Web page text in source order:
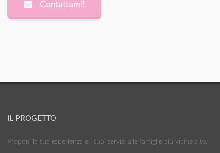
Contattami!
IL PROGETTO
Proponi la tua esperienza e i tuoi servizi alle famiglie più vicine a te.